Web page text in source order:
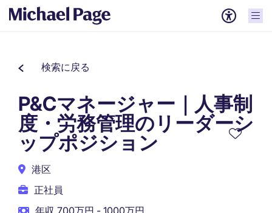
検索に戻る
P&Cマネージャー｜人事制
度・労務管理のリーダーシ
ップポジション
港区
正社員
年収 700万円 - 1000万円